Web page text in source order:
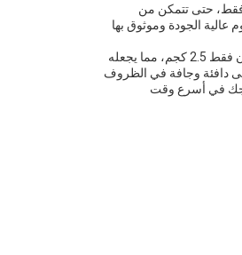
طويلاً للحصول على كيس نومك الجديد. لهذا السبب وقت عينة لدينا هو 5-10 أيام فقط، حتى تتمكن من
الجودة وموثوق بها
باختصار، منتجنا التكتيكي أوتدور غير هو حقيبة نوم طويلة للغاية مناسبة للأفراد الذين يزيد طولهم عن 2 متر. يزن فقط 2.5 كجم، مما يجعله
دافئة وجافة في الظروف
في أسرع وقت